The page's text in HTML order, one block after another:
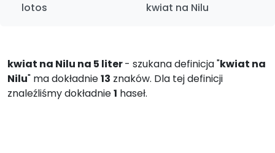
lotos kwiat na Nilu
kwiat na Nilu na 5 liter- szukana definicja "kwiat na
Nilu" ma dokładnie13 znaków. Dla tej definicji
znaleźliśmy dokładnie1 haseł.